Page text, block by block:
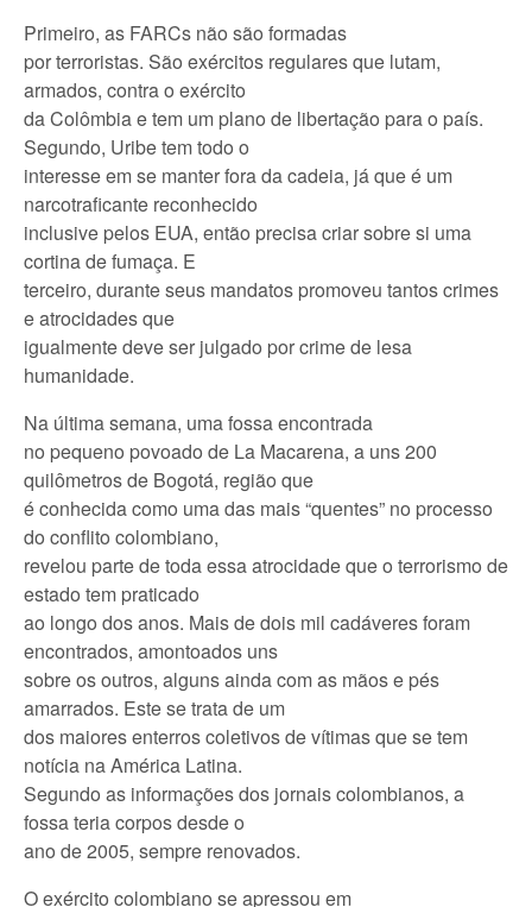
Primeiro, as FARCs não são formadas
por terroristas. São exércitos regulares que lutam,
armados, contra o exército
da Colômbia e tem um plano de libertação para o país.
Segundo, Uribe tem todo o
interesse em se manter fora da cadeia, já que é um
narcotraficante reconhecido
inclusive pelos EUA, então precisa criar sobre si uma
cortina de fumaça. E
terceiro, durante seus mandatos promoveu tantos crimes
e atrocidades que
igualmente deve ser julgado por crime de lesa
humanidade.
Na última semana, uma fossa encontrada
no pequeno povoado de La Macarena, a uns 200
quilômetros de Bogotá, região que
é conhecida como uma das mais “quentes” no processo
do conflito colombiano,
revelou parte de toda essa atrocidade que o terrorismo de
estado tem praticado
ao longo dos anos. Mais de dois mil cadáveres foram
encontrados, amontoados uns
sobre os outros, alguns ainda com as mãos e pés
amarrados. Este se trata de um
dos maiores enterros coletivos de vítimas que se tem
notícia na América Latina.
Segundo as informações dos jornais colombianos, a
fossa teria corpos desde o
ano de 2005, sempre renovados.
O exército colombiano se apressou em